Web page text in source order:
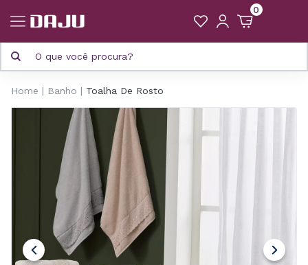
0
Home Banho Toalha De Rosto